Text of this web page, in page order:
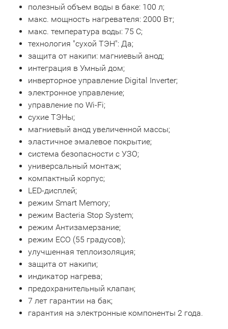
полезный объем воды в баке: 100 л;
макс. мощность нагревателя: 2000 Вт;
макс. температура воды: 75 С;
технология "сухой ТЭН": Да;
защита от накипи: магниевый анод;
интеграция в Умный дом;
инверторное управление Digital Inverter;
электронное управление;
управление по Wi-Fi;
сухие ТЭНы;
магниевый анод увеличенной массы;
эластичное эмалевое покрытие;
система безопасности c УЗО;
универсальный монтаж;
компактный корпус;
LED-дисплей;
режим Smart Memory;
режим Bacteria Stop System;
режим Антизамерзание;
режим ECO (55 градусов);
улучшенная теплоизоляция;
защита от накипи;
индикатор нагрева;
предохранительный клапан;
7 лет гарантии на бак;
гарантия на электронные компоненты 2 года.